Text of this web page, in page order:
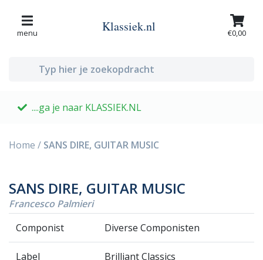
menu Klassiek.nl €0,00
....ga je naar KLASSIEK.NL
Home / SANS DIRE, GUITAR MUSIC
SANS DIRE, GUITAR MUSIC
Francesco Palmieri
Componist
Diverse Componisten
Label Brilliant Classics